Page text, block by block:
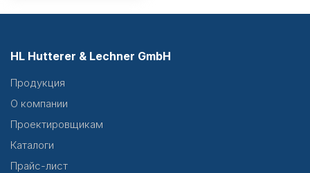
HL Hutterer & Lechner GmbH
Продукция
О компании
Проектировщикам
Каталоги
Прайс-лист